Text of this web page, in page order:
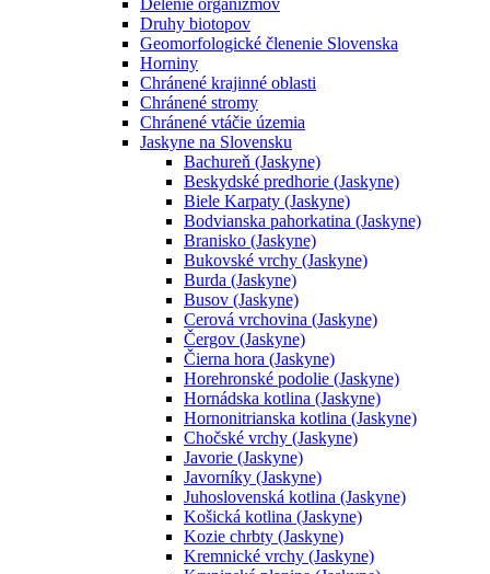
Druhy biotopov
Geomorfologické členenie Slovenska
Horniny
Chránené krajinné oblasti
Chránené stromy
Chránené vtáčie územia
Jaskyne na Slovensku
Bachureň (Jaskyne)
Beskydské predhorie (Jaskyne)
Biele Karpaty (Jaskyne)
Bodvianska pahorkatina (Jaskyne)
Branisko (Jaskyne)
Bukovské vrchy (Jaskyne)
Burda (Jaskyne)
Busov (Jaskyne)
Cerová vrchovina (Jaskyne)
Čergov (Jaskyne)
Čierna hora (Jaskyne)
Horehronské podolie (Jaskyne)
Hornádska kotlina (Jaskyne)
Hornonitrianska kotlina (Jaskyne)
Chočské vrchy (Jaskyne)
Javorie (Jaskyne)
Javorníky (Jaskyne)
Juhoslovenská kotlina (Jaskyne)
Košická kotlina (Jaskyne)
Kozie chrbty (Jaskyne)
Kremnické vrchy (Jaskyne)